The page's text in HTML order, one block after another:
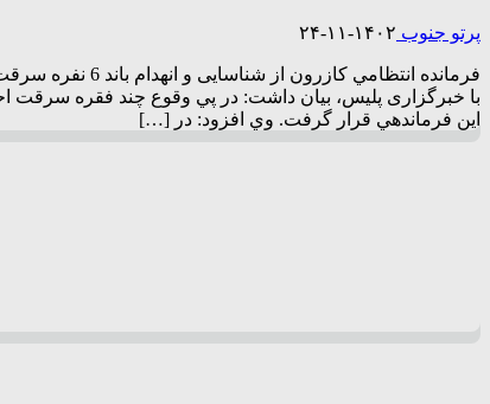
پرتو جنوب ۱۴۰۲-۱۱-۲۴
با خبرگزاری پلیس، بیان داشت: در پي وقوع چند فقره
اين فرماندهي قرار گرفت. وي افزود: در […]